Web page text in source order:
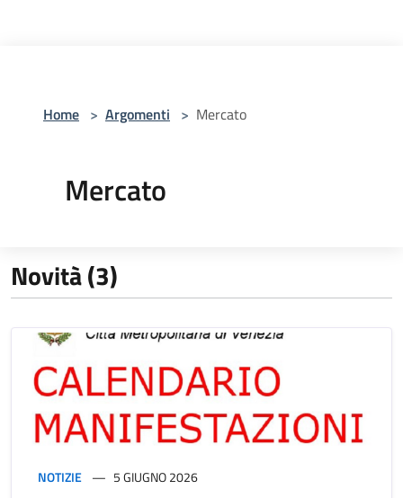
Home > Argomenti > Mercato
Mercato
Novità (3)
NOTIZIE 5 GIUGNO 2026